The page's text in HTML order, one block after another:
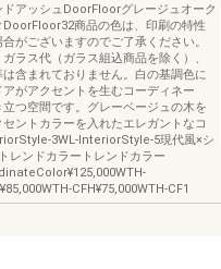
アッシュDoorFloorグレージュオーク
DoorFloor32商品の色は、印刷の特性
がございますのでご了承ください。
ラス代（ガラス組込商品を除く）、
含まれておりません。白の基調色に
がアクセントを生むコーディネー
立つ空間です。グレーベージュの木を
ントカラーを入れたエレガントなコ
3WL-InteriorStyle-5現代風×シ
レンドカラートレンドカラー
CFH¥75,000WTH-CF1